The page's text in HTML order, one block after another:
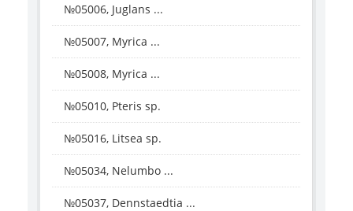
№05006, Juglans ...
№05007, Myrica ...
№05008, Myrica ...
№05010, Pteris sp.
№05016, Litsea sp.
№05034, Nelumbo ...
№05037, Dennstaedtia ...